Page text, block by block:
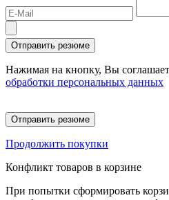
Отправить резюме
Нажимая на кнопку, Вы
обработки персональных данных
Отправить резюме
Продолжить покупки
Конфликт товаров в корзине
При попытки сформировать